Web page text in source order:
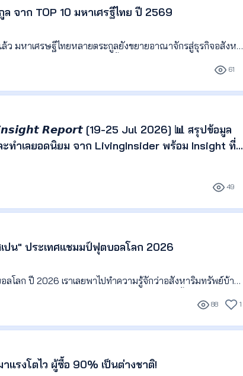
จาก TOP 10 มหาเศรฐีไทย ปี 2569
มหาเศรษฐีไทยหลายตระกูลยังขยายอาณาจักรสู่ธุรกิจอสังหาริ
ลงทุนในบริษัทอสังหาฯ วันนี้เราจะพาไปดูว่า 4 จาก 10 มหาเศร
เครือบ้าง
61
𝙍𝙚𝙥𝙤𝙧𝙩 [19-25 Jul 2026] 📊 สรุปข้อมูล
ทำเลยอดนิยม จาก LivingInsider พร้อม Insight ที่
วยให้เจ้าของอสังหาฯ เอเจนต์ และนักลงทุน ติดตาม
ผนกา
49
ปน" ประเทศแชมมป์ฟุตบอลโลก 2026
โลก ปี 2026 เราเลยพาไปทำความรู้จักว่าอสังหาริมทรัพย์บ้านเ
ก็เติบโตอย่างโดดเด่นเช่นกัน ทั้งราคาบ้าน ยอดซื้อขาย และความ
88 1
แรงโตไว ผู้ซื้อ 90% เป็นต่างชาติ!